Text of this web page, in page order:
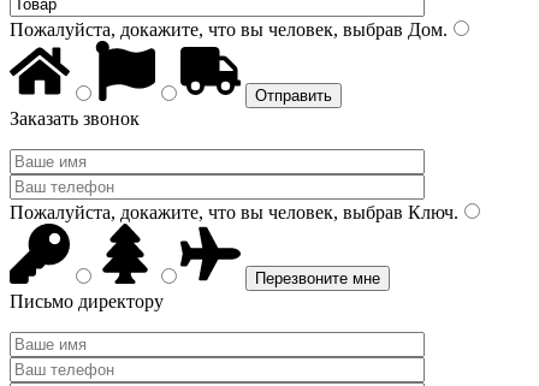
Пожалуйста, докажите, что вы человек, выбрав Дом.
Заказать звонок
Пожалуйста, докажите, что вы человек, выбрав Ключ.
Письмо директору